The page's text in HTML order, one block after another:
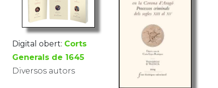
Digital obert: Corts
Generals de 1645
Diversos autors